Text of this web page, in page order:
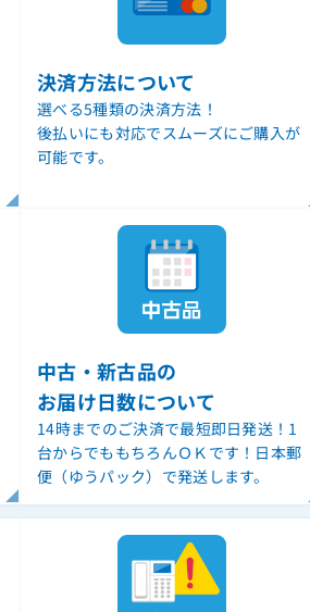
決済方法について
選べる5種類の決済方法！
後払いにも対応でスムーズにご購入が
可能です。
中古・新古品の
お届け日数について
14時までのご決済で最短即日発送！1
台からでももちろんＯＫです！日本郵
便（ゆうパック）で発送します。